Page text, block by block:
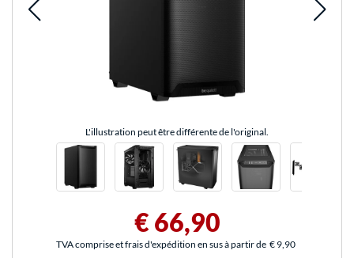
L'illustration peut être différente de l'original.
€ 66,90
TVA comprise et frais d'expédition en sus à partir de € 9,90